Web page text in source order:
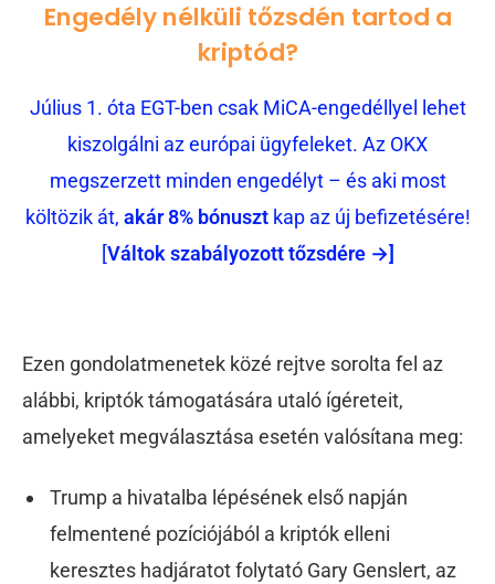
Engedély nélküli tőzsdén tartod a
kriptód?
Július 1. óta EGT-ben csak MiCA-engedéllyel lehet
kiszolgálni az európai ügyfeleket. Az OKX
megszerzett minden engedélyt – és aki most
költözik át, akár 8% bónusztkap az új befizetésére!
[Váltok szabályozott tőzsdére →]
Ezen gondolatmenetek közé rejtve sorolta fel az
alábbi, kriptók támogatására utaló ígéreteit,
amelyeket megválasztása esetén valósítana meg:
Trump a hivatalba lépésének első napján
felmentené pozíciójából a kriptók elleni
keresztes hadjáratot folytató Gary Genslert, az